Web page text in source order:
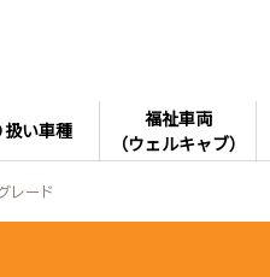
扱い車種
福祉車両
（ウェルキャブ）
レード